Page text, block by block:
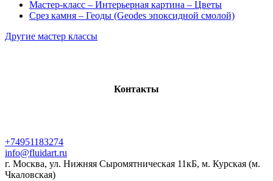
Мастер-класс – Интерьерная картина – Цветы
Срез камня – Геоды (Geodes эпоксидной смолой)
Другие мастер классы
Контакты
+74951183274
info@fluidart.ru
г. Москва, ул. Нижняя Сыромятническая 11кБ, м. Курская (м.
Чкаловская)